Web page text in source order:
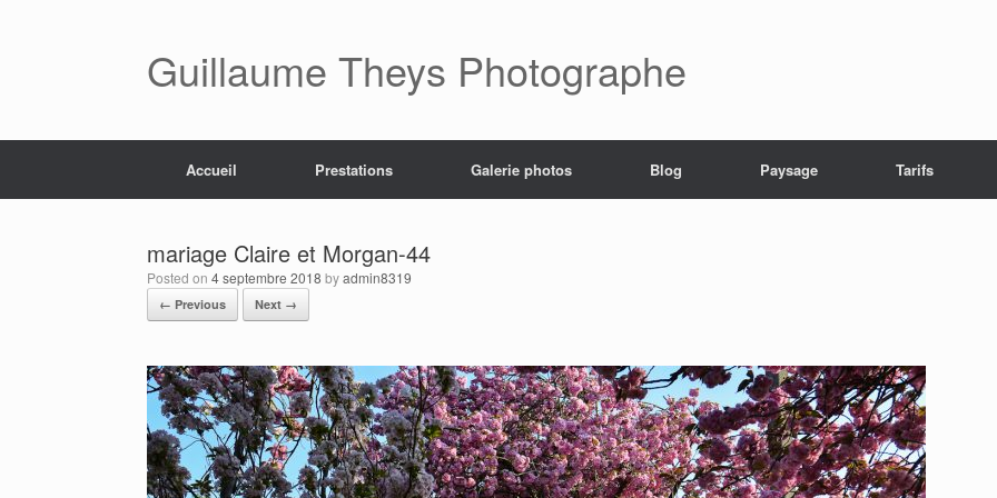
Guillaume Theys Photographe
Accueil Prestations Galerie photos Blog Paysage Tarifs
mariage Claire et Morgan-44
Posted on 4 septembre 2018 byadmin8319
← Previous Next →